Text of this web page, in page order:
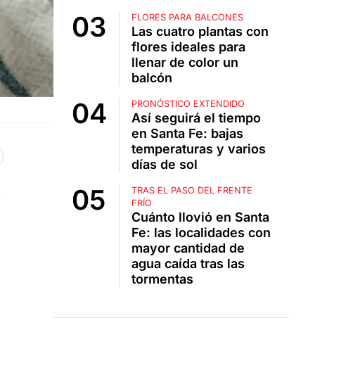
FLORES PARA BALCONES
Las cuatro plantas con
flores ideales para
llenar de color un
balcón
PRONÓSTICO EXTENDIDO
Así seguirá el tiempo
en Santa Fe: bajas
temperaturas y varios
días de sol
TRAS EL PASO DEL FRENTE
FRÍO
Cuánto llovió en Santa
Fe: las localidades con
mayor cantidad de
agua caída tras las
tormentas